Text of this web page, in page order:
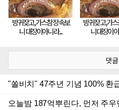
댓글